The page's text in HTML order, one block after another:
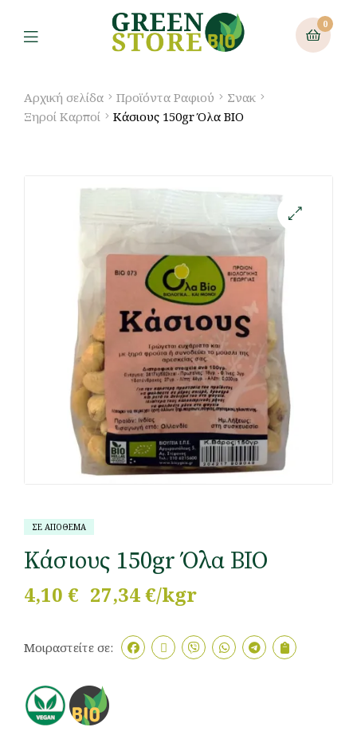
0
Αρχική σελίδα Προϊόντα Ραφιού
Σνακ
Ξηροί Καρποί
Κάσιους 150gr Όλα ΒΙΟ
ΣΕ ΑΠΟΘΕΜΑ
Κάσιους 150gr Όλα ΒΙΟ
4,10 € 27,34 €/kgr
Μοιραστείτε σε: